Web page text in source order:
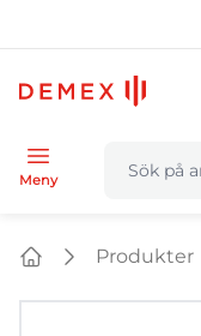
Meny
Produkter